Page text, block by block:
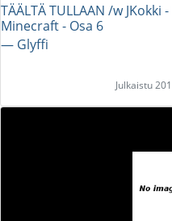
TÄÄLTÄ TULLAAN /w
Minecraft - Osa 6
― Glyffi
Julkaistu